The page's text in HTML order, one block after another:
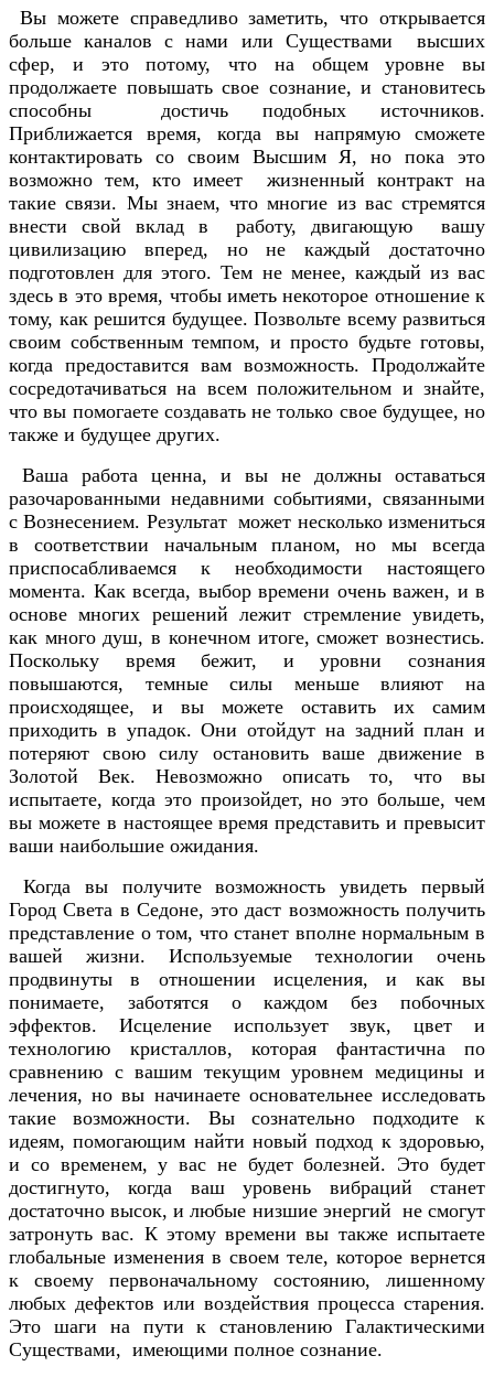
Вы можете справедливо заметить, что открывается
больше каналов с нами или Существами высших
сфер, и это потому, что на общем уровне вы
продолжаете повышать свое сознание, и становитесь
способны достичь подобных источников.
Приближается время, когда вы напрямую сможете
контактировать со своим Высшим Я, но пока это
возможно тем, кто имеет жизненный контракт на
такие связи. Мы знаем, что многие из вас стремятся
внести свой вклад в работу, двигающую вашу
цивилизацию вперед, но не каждый достаточно
подготовлен для этого. Тем не менее, каждый из вас
здесь в это время, чтобы иметь некоторое отношение к
тому, как решится будущее. Позвольте всему развиться
своим собственным темпом, и просто будьте готовы,
когда предоставится вам возможность. Продолжайте
сосредотачиваться на всем положительном и знайте,
что вы помогаете создавать не только свое будущее, но
также и будущее других.
Ваша работа ценна, и вы не должны оставаться
разочарованными недавними событиями, связанными
с Вознесением. Результат может несколько измениться
в соответствии начальным планом, но мы всегда
приспосабливаемся к необходимости настоящего
момента. Как всегда, выбор времени очень важен, и в
основе многих решений лежит стремление увидеть,
как много душ, в конечном итоге, сможет вознестись.
Поскольку время бежит, и уровни сознания
повышаются, темные силы меньше влияют на
происходящее, и вы можете оставить их самим
приходить в упадок. Они отойдут на задний план и
потеряют свою силу остановить ваше движение в
Золотой Век. Невозможно описать то, что вы
испытаете, когда это произойдет, но это больше, чем
вы можете в настоящее время представить и превысит
ваши наибольшие ожидания.
Когда вы получите возможность увидеть первый
Город Света в Седоне, это даст возможность получить
представление о том, что станет вполне нормальным в
вашей жизни. Используемые технологии очень
продвинуты в отношении исцеления, и как вы
понимаете, заботятся о каждом без побочных
эффектов. Исцеление использует звук, цвет и
технологию кристаллов, которая фантастична по
сравнению с вашим текущим уровнем медицины и
лечения, но вы начинаете основательнее исследовать
такие возможности. Вы сознательно подходите к
идеям, помогающим найти новый подход к здоровью,
и со временем, у вас не будет болезней. Это будет
достигнуто, когда ваш уровень вибраций станет
достаточно высок, и любые низшие энергий не смогут
затронуть вас. К этому времени вы также испытаете
глобальные изменения в своем теле, которое вернется
к своему первоначальному состоянию, лишенному
любых дефектов или воздействия процесса старения.
Это шаги на пути к становлению Галактическими
Существами, имеющими полное сознание.